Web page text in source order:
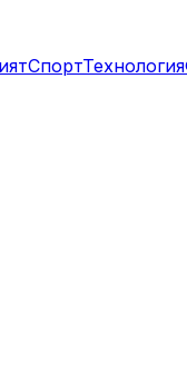
СпортТехнология